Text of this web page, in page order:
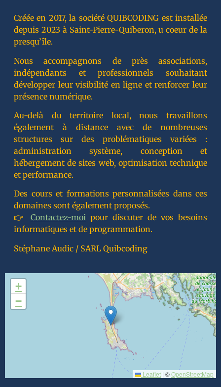
Créée en 2017, la société QUIBCODING est installée
depuis 2023 à Saint-Pierre-Quiberon, u coeur de la
presqu’île.
Nous accompagnons de près associations,
indépendants et professionnels souhaitant
développer leur visibilité en ligne et renforcer leur
présence numérique.
Au-delà du territoire local, nous travaillons
également à distance avec de nombreuses
structures sur des problématiques variées :
administration système, conception et
hébergement de sites web, optimisation technique
et performance.
Des cours et formations personnalisées dans ces
domaines sont également proposés.
👉 Contactez-moi pour discuter de vos besoins
informatiques et de programmation.
Stéphane Audic / SARL Quibcoding
+
−
Leaflet | ©OpenStreetMap